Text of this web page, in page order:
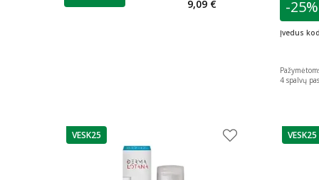
9,09 € -25%
Įvedus
4 spalvų
patarimas
VESK25 VESK25